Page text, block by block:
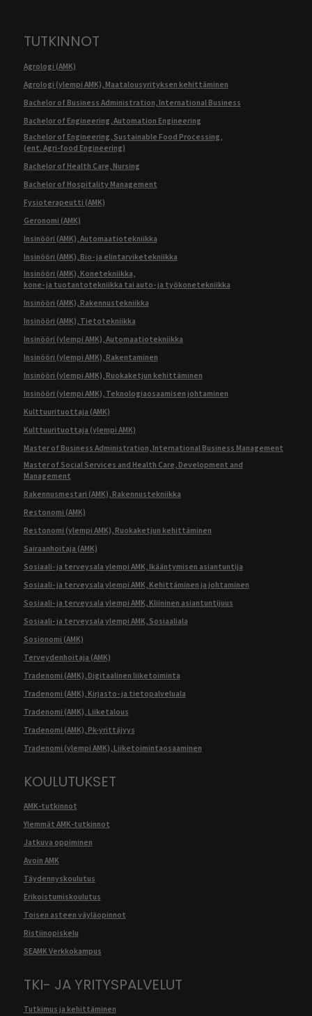
TUTKINNOT
Agrologi (AMK)
Agrologi (ylempi AMK), Maatalousyrityksen kehittäminen
Bachelor of Business Administration, International Business
Bachelor of Engineering, Automation Engineering
Bachelor of Engineering, Sustainable Food Processing,
(ent. Agri-food Engineering)
Bachelor of Health Care, Nursing
Bachelor of Hospitality Management
Fysioterapeutti (AMK)
Geronomi (AMK)
Insinööri (AMK), Automaatiotekniikka
Insinööri (AMK), Bio- ja elintarviketekniikka
Insinööri (AMK), Konetekniikka,
kone- ja tuotantotekniikka tai auto- ja työkonetekniikka
Insinööri (AMK), Rakennustekniikka
Insinööri (AMK), Tietotekniikka
Insinööri (ylempi AMK), Automaatiotekniikka
Insinööri (ylempi AMK), Rakentaminen
Insinööri (ylempi AMK), Ruokaketjun kehittäminen
Insinööri (ylempi AMK), Teknologiaosaamisen johtaminen
Kulttuurituottaja (AMK)
Kulttuurituottaja (ylempi AMK)
Master of Business Administration, International Business Management
Master of Social Services and Health Care, Development and
Management
Rakennusmestari (AMK), Rakennustekniikka
Restonomi (AMK)
Restonomi (ylempi AMK), Ruokaketjun kehittäminen
Sairaanhoitaja (AMK)
Sosiaali- ja terveysala ylempi AMK, Ikääntymisen asiantuntija
Sosiaali- ja terveysala ylempi AMK, Kehittäminen ja johtaminen
Sosiaali- ja terveysala ylempi AMK, Kliininen asiantuntijuus
Sosiaali- ja terveysala ylempi AMK, Sosiaaliala
Sosionomi (AMK)
Terveydenhoitaja (AMK)
Tradenomi (AMK), Digitaalinen liiketoiminta
Tradenomi (AMK), Kirjasto- ja tietopalveluala
Tradenomi (AMK), Liiketalous
Tradenomi (AMK), Pk-yrittäjyys
Tradenomi (ylempi AMK), Liiketoimintaosaaminen
KOULUTUKSET
AMK-tutkinnot
Ylemmät AMK-tutkinnot
Jatkuva oppiminen
Avoin AMK
Täydennyskoulutus
Erikoistumiskoulutus
Toisen asteen väyläopinnot
Ristiinopiskelu
SEAMK Verkkokampus
TKI- JA YRITYSPALVELUT
Tutkimus ja kehittäminen